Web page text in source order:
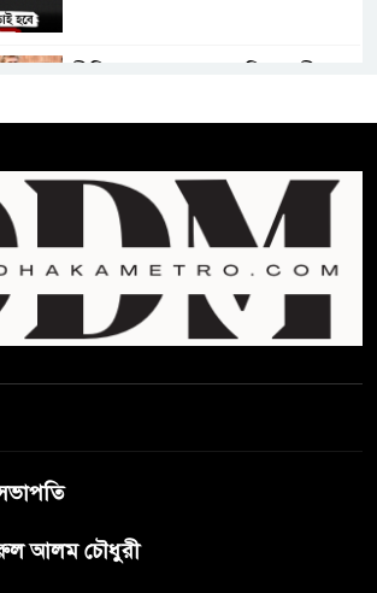
প্রীতির সাথে প্রেম নয় ছিল গভীর
জুলাই সনদ ও জুলাই যোদ্ধা সংবর্ধনা
অনুষ্ঠানে বিশৃঙ্খলায় ক্ষুদ্ধ ভারপ্রাপ্ত
রাষ্ট্রপতি
আমরা যদি বলি জুলাই কার, তাহলে
তো জুলাই কারওই থাকবে না:
শেখ হাসিনার বক্তব্য প্রচার করলেই
ব্যবস্থা নিবে সরকার : প্রধানমন্ত্রীর
আলম চৌধুরী